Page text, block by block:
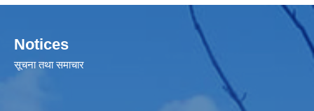
Notices
सूचना तथा समाचार